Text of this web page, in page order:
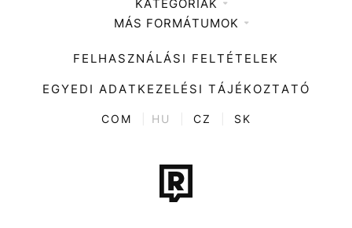
Médiaajánlat
KATEGÓRIÁK
Zene
Divat
Kultúra
ENTR
Tech-Tudomány
Sport
MÁS FORMÁTUMOK
FELHASZNÁLÁSI FELTÉTELEK
EGYEDI ADATKEZELÉSI TÁJÉKOZTATÓ
COM HU CZ SK